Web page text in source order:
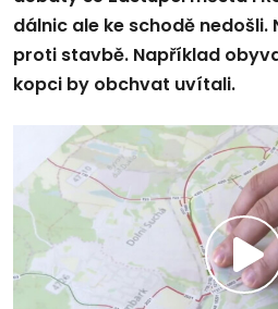
dálnic ale ke schodě nedošli.
proti stavbě. Například
kopci by obchvat uvítali.